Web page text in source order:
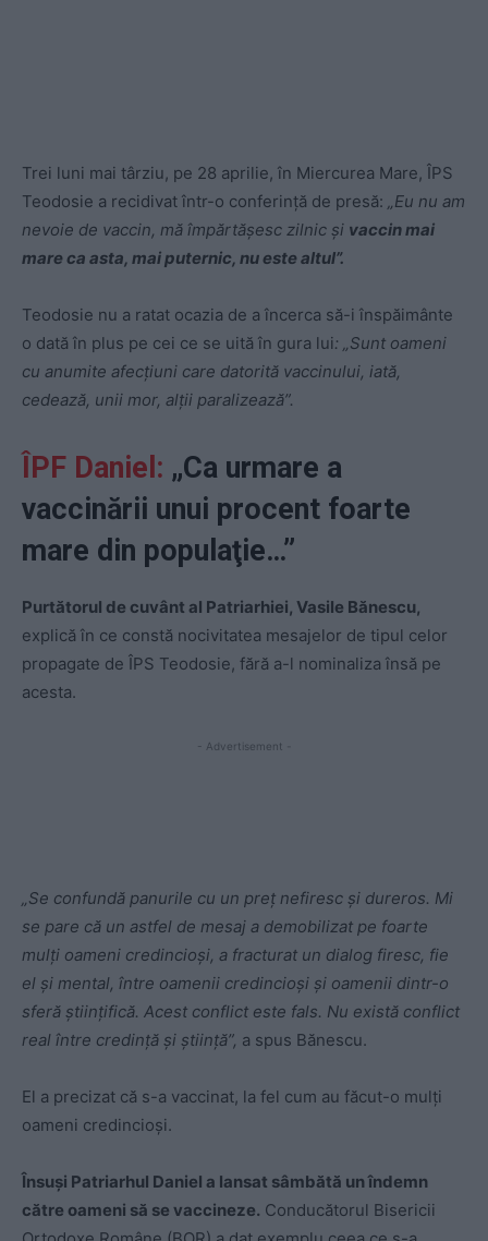
Trei luni mai târziu, pe 28 aprilie, în Miercurea Mare, ÎPS
Teodosie a recidivat într-o conferință de presă: „Eu nu am
nevoie de vaccin, mă împărtăşesc zilnic şi vaccin mai
mare ca asta, mai puternic, nu este altul”.
Teodosie nu a ratat ocazia de a încerca să-i înspăimânte
o dată în plus pe cei ce se uită în gura lui: „Sunt oameni
cu anumite afecţiuni care datorită vaccinului, iată,
cedează, unii mor, alţii paralizează”.
ÎPF Daniel: „Ca urmare a
vaccinării unui procent foarte
mare din populaţie…”
Purtătorul de cuvânt al Patriarhiei, Vasile Bănescu,
explică în ce constă nocivitatea mesajelor de tipul celor
propagate de ÎPS Teodosie, fără a-l nominaliza însă pe
acesta.
- Advertisement -
„Se confundă panurile cu un preț nefiresc și dureros. Mi
se pare că un astfel de mesaj a demobilizat pe foarte
mulți oameni credincioși, a fracturat un dialog firesc, fie
el și mental, între oamenii credincioși și oamenii dintr-o
sferă științifică. Acest conflict este fals. Nu există conflict
real între credință și știință”, a spus Bănescu.
El a precizat că s-a vaccinat, la fel cum au făcut-o mulți
oameni credincioși.
Însuși Patriarhul Daniel a lansat sâmbătă un îndemn
către oameni să se vaccineze. Conducătorul Bisericii